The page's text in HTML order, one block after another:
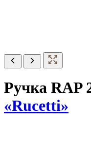
Ручка RAP
«Rucetti»